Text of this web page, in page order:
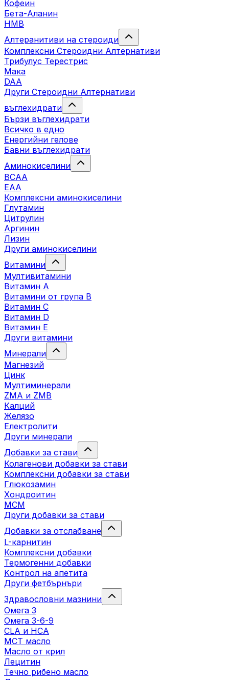
Кофеин
Бета-Аланин
HMB
Алтеранитиви на стероиди
Комплексни Стероидни Алтернативи
Трибулус Терестрис
Maка
DAA
Други Стероидни Алтернативи
въглехидрати
Бързи въглехидрати
Всичко в едно
Енергийни гелове
Бавни въглехидрати
Аминокиселини
BCAA
EAA
Комплексни аминокиселини
Глутамин
Цитрулин
Аргинин
Лизин
Други аминокиселини
Витамини
Мултивитамини
Витамин А
Витамини от група B
Витамин C
Витамин D
Витамин E
Други витамини
Минерали
Магнезий
Цинк
Мултиминерали
ZMA и ZMB
Калций
Желязо
Електролити
Други минерали
Добавки за стави
Колагенови добавки за стави
Комплексни добавки за стави
Глюкозамин
Хондроитин
МСМ
Други добавки за стави
Добавки за отслабване
L-карнитин
Комплексни добавки
Термогенни добавки
Kонтрол на апетита
Други фетбърнъри
Здравословни мазнини
Омега 3
Омега 3-6-9
CLA и HCA
МСТ масло
Масло от крил
Лецитин
Течно рибено масло